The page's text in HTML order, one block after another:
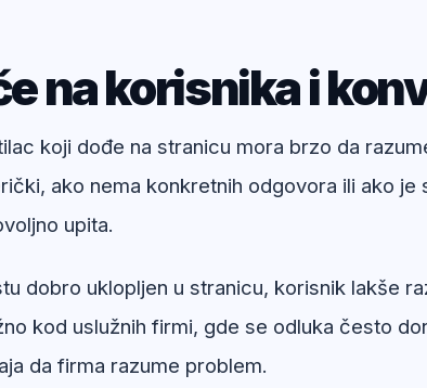
na korisnika i
koji dođe na stranicu mora brzo da
ako nema konkretnih odgovora ili ako je
upita.
dobro uklopljen u stranicu, korisnik lakše
kod uslužnih firmi, gde se odluka često
da firma razume problem.